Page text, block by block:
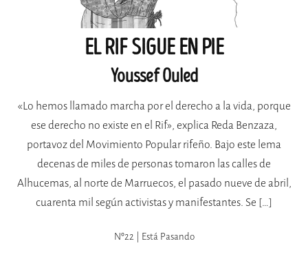
EL RIF SIGUE EN PIE
Youssef Ouled
«Lo hemos llamado marcha por el derecho a la vida, porque
ese derecho no existe en el Rif», explica Reda Benzaza,
portavoz del Movimiento Popular rifeño. Bajo este lema
decenas de miles de personas tomaron las calles de
Alhucemas, al norte de Marruecos, el pasado nueve de abril,
cuarenta mil según activistas y manifestantes. Se […]
Nº22 | Está Pasando